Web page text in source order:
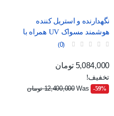
نگهدارنده و استریل کننده
هوشمند مسواک UV همراه با
خشک‌کن و جای لیوان
0
قیمت عادی
قیمت
5,084,000 تومان
تخفیف!
‎-59%
Was 12,400,000 تومان